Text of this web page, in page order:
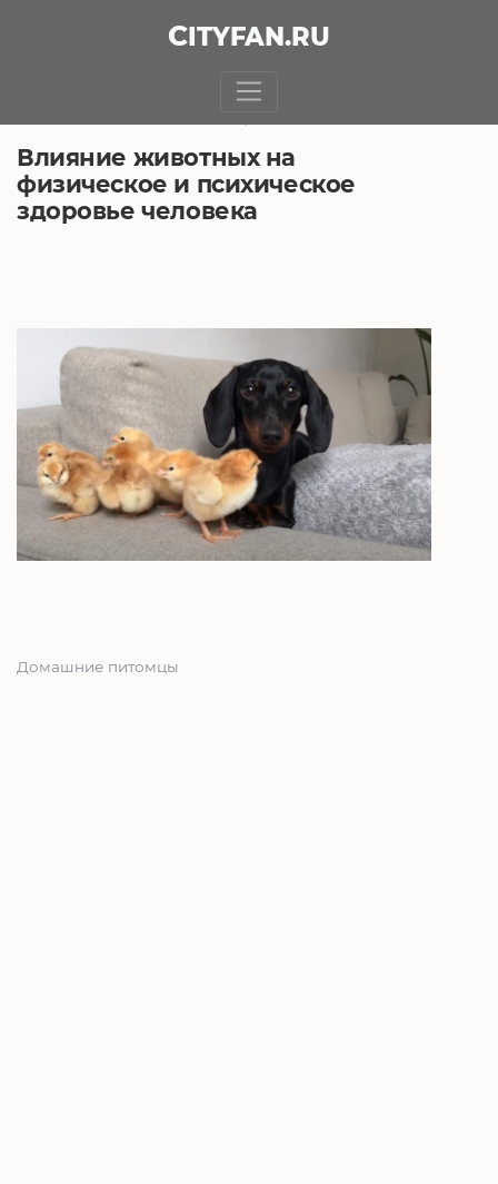
CITYFAN.RU
Влияние животных на
физическое и психическое
здоровье человека
Домашние питомцы